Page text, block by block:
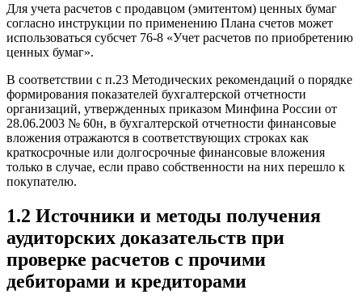
Для учета расчетов с продавцом (эмитентом) ценных бумаг
согласно инструкции по применению Плана счетов может
использоваться субсчет 76-8 «Учет расчетов по приобретению
ценных бумаг».
В соответствии с п.23 Методических рекомендаций о порядке
формирования показателей бухгалтерской отчетности
организаций, утвержденных приказом Минфина России от
28.06.2003 № 60н, в бухгалтерской отчетности финансовые
вложения отражаются в соответствующих строках как
краткосрочные или долгосрочные финансовые вложения
только в случае, если право собственности на них перешло к
покупателю.
1.2 Источники и методы получения
аудиторских доказательств при
проверке расчетов с прочими
дебиторами и кредиторами